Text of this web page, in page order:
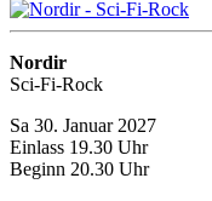
Nordir
Sci-Fi-Rock
Sa 30. Januar 2027
Einlass 19.30 Uhr
Beginn 20.30 Uhr